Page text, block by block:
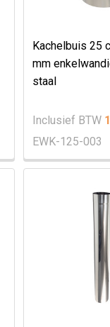
Kachelbuis 25
mm
staal
Inclusief BTW
EWK-125-003